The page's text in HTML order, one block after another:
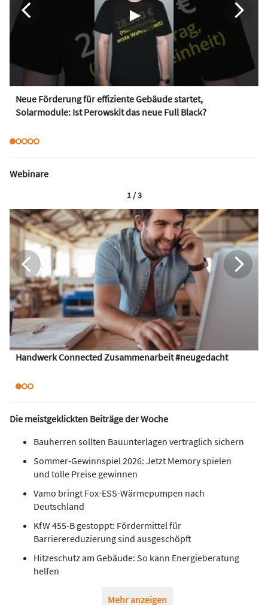
Neue Förderung für effiziente Gebäude startet,
Solarmodule: Ist Perowskit das neue Full Black?
Webinare
Handwerk Connected Zusammenarbeit #neugedacht
1 / 3
Die meistgeklickten Beiträge der Woche
Bauherren sollten Bauunterlagen vertraglich sichern
Sommer-Gewinnspiel 2026: Jetzt Memory spielen
und tolle Preise gewinnen
Vamo bringt Fox-ESS-Wärmepumpen nach
Deutschland
KfW 455-B gestoppt: Fördermittel für
Barrierereduzierung sind ausgeschöpft
Hitzeschutz am Gebäude: So kann Energieberatung
helfen
Mehr anzeigen